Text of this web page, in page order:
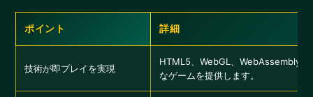
ポイント 詳細
技術が即プレイを実現
HTML5、WebGL、WebAssemblyが
なゲームを提供します。